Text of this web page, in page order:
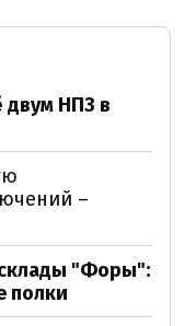
двум НПЗ в
–
"Форы":
полки